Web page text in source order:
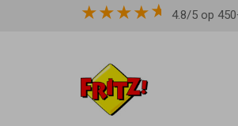
★★★★
4.8/5 op